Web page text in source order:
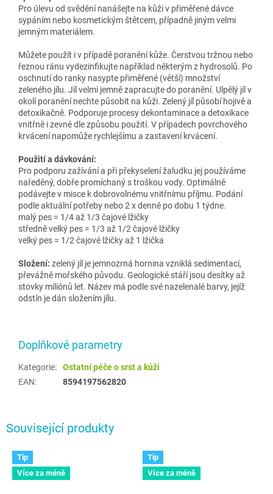
Související produkty
Tip
Více za méně
Tip
Více za méně
Pro úlevu od svědění nanášejte na kůži v přiměřené dávce
sypáním nebo kosmetickým štětcem, případně jiným velmi
jemným materiálem.
Můžete použít i v případě poranění kůže. Čerstvou tržnou nebo
řeznou ránu vydezinfikujte například některým z hydrosolů. Po
oschnutí do ranky nasypte přiměřené (větší) množství
zeleného jílu. Jíl velmi jemně zapracujte do poranění. Ulpělý jíl v
okolí poranění nechte působit na kůži. Zelený jíl působí hojivě a
detoxikačně. Podporuje procesy dekontaminace a detoxikace
vnitřně i zevně dle způsobu použití. V případech povrchového
krvácení napomůže rychlejšímu a zastavení krvácení.
Použití a dávkování:
Pro podporu zažívání a při překyselení žaludku jej používáme
naředěný, dobře promíchaný s troškou vody. Optimálně
podávejte v misce k dobrovolnému vnitřnímu příjmu. Podání
podle aktuální potřeby nebo 2 x denně po dobu 1 týdne.
malý pes = 1/4 až 1/3 čajové lžičky
středně velký pes = 1/3 až 1/2 čajové lžičky
velký pes = 1/2 čajové lžičky až 1 lžička
Složení: zelený jíl je jemnozrná hornina vzniklá sedimentací,
převážně mořského původu. Geologické stáří jsou desítky až
stovky miliónů let. Název má podle své nazelenalé barvy, jejíž
odstín je dán složením jílu.
Doplňkové parametry
Kategorie:
Ostatní péče o srst a kůži
EAN: 8594197562820